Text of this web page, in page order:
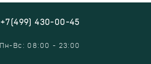
+7(499) 430-00-45
Пн-Вс: 08:00 - 23:00